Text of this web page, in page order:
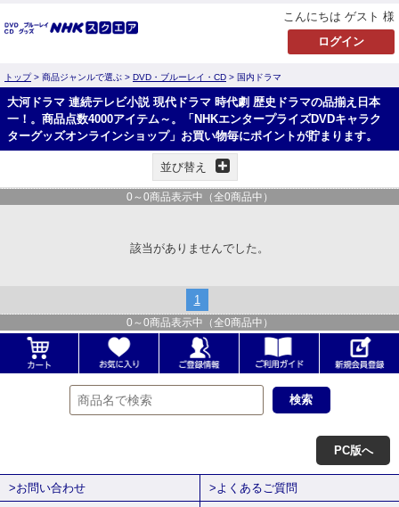
こんにちは ゲスト 様
トップ> 商品ジャンルで選ぶ > DVD・ブルーレイ・CD > 国内ドラマ
大河ドラマ 連続テレビ小説 現代ドラマ 時代劇 歴史ドラマの品揃え日本
一！。商品点数4000アイテム～。「NHKエンタープライズDVDキャラク
ターグッズオンラインショップ」お買い物毎にポイントが貯まります。
並び替え
0 ～ 0商品表示中（全0商品中）
該当がありませんでした。
1
0 ～ 0商品表示中（全0商品中）
PC版へ
>お問い合わせ
>よくあるご質問